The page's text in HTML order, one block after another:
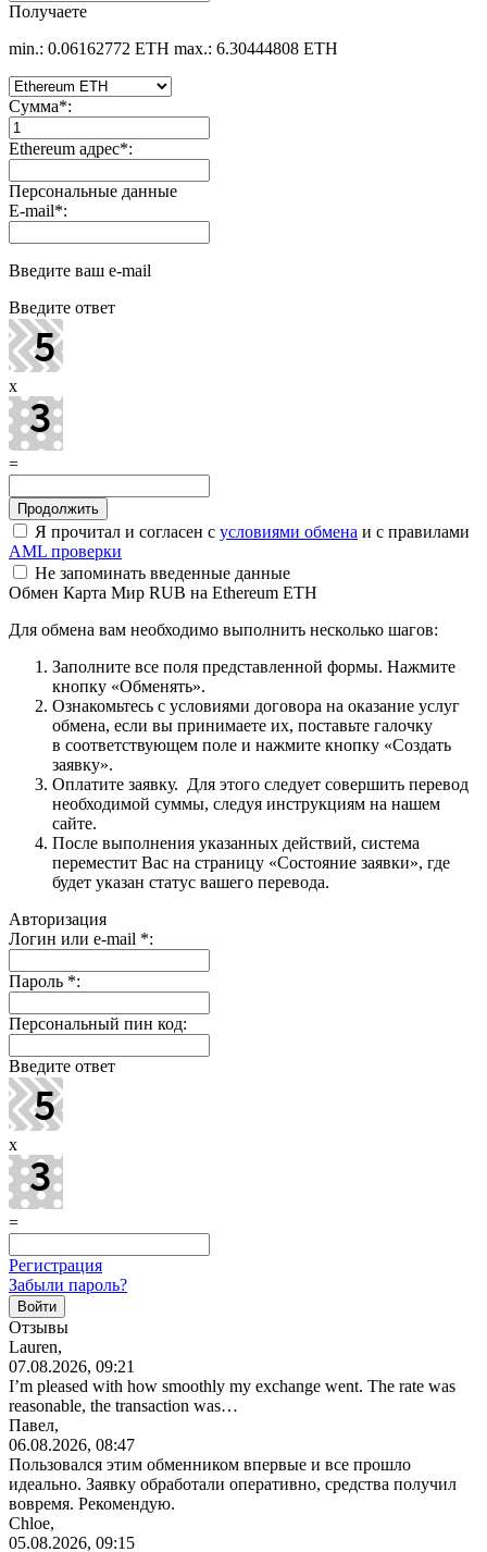
Получаете
min.: 0.06162772 ETH max.: 6.30444808 ETH
Сумма*:
Ethereum адрес*:
Персональные данные
E-mail*:
Введите ваш e-mail
Введите ответ
x
=
Я прочитал и согласен с условиями обмена и с правилами
AML проверки
Не запоминать введенные данные
Обмен Карта Мир RUB на Ethereum ETH
Для обмена вам необходимо выполнить несколько шагов:
Заполните все поля представленной формы. Нажмите
кнопку «Обменять».
Ознакомьтесь с условиями договора на оказание услуг
обмена, если вы принимаете их, поставьте галочку
в соответствующем поле и нажмите кнопку «Создать
заявку».
Оплатите заявку. Для этого следует совершить перевод
необходимой суммы, следуя инструкциям на нашем
сайте.
После выполнения указанных действий, система
переместит Вас на страницу «Состояние заявки», где
будет указан статус вашего перевода.
Авторизация
Логин или e-mail *:
Пароль *:
Персональный пин код:
Введите ответ
x
=
Регистрация
Забыли пароль?
Отзывы
Lauren,
07.08.2026, 09:21
I’m pleased with how smoothly my exchange went. The rate was
reasonable, the transaction was…
Павел,
06.08.2026, 08:47
Пользовался этим обменником впервые и все прошло
идеально. Заявку обработали оперативно, средства получил
вовремя. Рекомендую.
Chloe,
05.08.2026, 09:15